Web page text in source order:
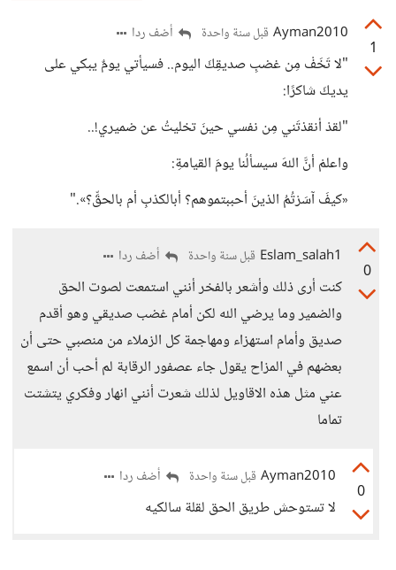
1
Ayman2010 قبل سنة واحدة أضف ردا
"لا تَخَفْ مِن غضبِ صديقِكَ اليوم.. فسيأتي يومٌ يبكي على
يديكَ شاكرًا:
"لقدْ أنقذتَني مِن نفسي حينَ تخليتُ عن ضميري!..
واعلمْ أنَّ اللهَ سيسألُنا يومَ القيامةِ:
«كيفَ آسَرْتُمُ الذينَ أحببتموهم؟ أبالكذبِ أم بالحقِّ؟»."
0
Eslam_salah1 قبل سنة واحدة أضف ردا
كنت أرى ذلك وأشعر بالفخر أنني استمعت لصوت الحق
والضمير وما يرضي الله لكن أمام غضب صديقي وهو أقدم
صديق وأمام استهزاء ومهاجمة كل الزملاء من منصبي حتى أن
بعضهم في المزاح يقول جاء عصفور الرقابة لم أحب أن اسمع
عني مثل هذه الاقاويل لذلك شعرت أنني انهار وفكري يتشتت
تماما
0
Ayman2010 قبل سنة واحدة أضف ردا
لا تستوحش طريق الحق لقلة سالكيه